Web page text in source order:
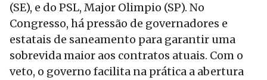
(SE), e do PSL, Major Olimpio (SP). No
Congresso, há pressão de governadores e
estatais de saneamento para garantir uma
sobrevida maior aos contratos atuais. Com o
veto, o governo facilita na prática a abertura